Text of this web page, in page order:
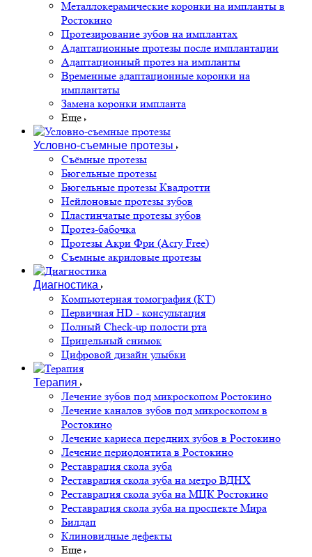
Металлокерамические коронки на импланты в
Ростокино
Протезирование зубов на имплантах
Адаптационные протезы после имплантации
Адаптационный протез на импланты
Временные адаптационные коронки на
имплантаты
Замена коронки импланта
Еще
Условно-съемные протезы
Съёмные протезы
Бюгельные протезы
Бюгельные протезы Квадротти
Нейлоновые протезы зубов
Пластинчатые протезы зубов
Протез-бабочка
Протезы Акри Фри (Acry Free)
Съемные акриловые протезы
Диагностика
Компьютерная томография (КТ)
Первичная HD - консультация
Полный Check-up полости рта
Прицельный снимок
Цифровой дизайн улыбки
Терапия
Лечение зубов под микроскопом Ростокино
Лечение каналов зубов под микроскопом в
Ростокино
Лечение кариеса передних зубов в Ростокино
Лечение периодонтита в Ростокино
Реставрация скола зуба
Реставрация скола зуба на метро ВДНХ
Реставрация скола зуба на МЦК Ростокино
Реставрация скола зуба на проспекте Мира
Билдап
Клиновидные дефекты
Еще